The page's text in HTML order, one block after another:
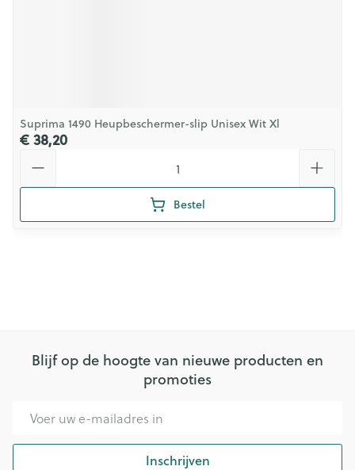
Suprima 1490 Heupbeschermer-slip Unisex Wit Xl
€ 38,20
Bestel
Blijf op de hoogte van nieuwe producten en
promoties
Inschrijven